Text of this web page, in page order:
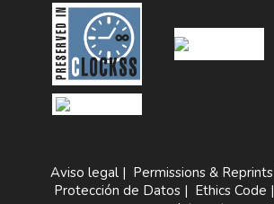
Aviso legal | Permissions & Reprints
Protección de Datos| Ethics Code |